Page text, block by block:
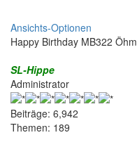
Ansichts-Optionen
Happy Birthday MB322 Öhm
SL-Hippe
Administrator
Beiträge: 6,942
Themen: 189